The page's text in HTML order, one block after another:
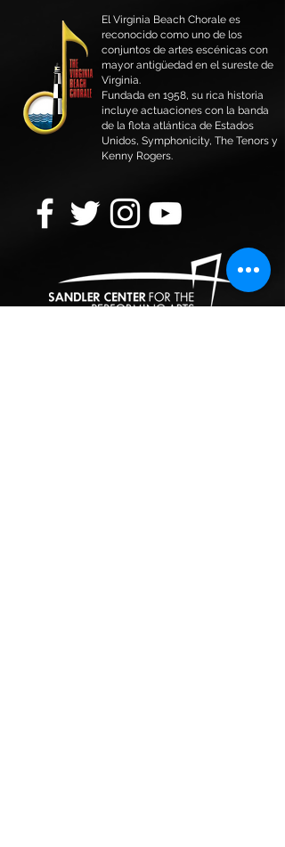
El Virginia Beach Chorale es
reconocido como uno de los
conjuntos de artes escénicas con
mayor antigüedad en el sureste de
Virginia.
Fundada en 1958, su rica historia
incluye actuaciones con la banda
de la flota atlántica de Estados
Unidos, Symphonicity, The Tenors y
Kenny Rogers.